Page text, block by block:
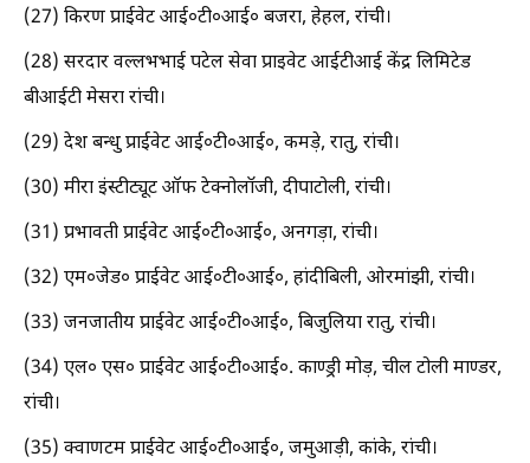
(27) किरण प्राईवेट आई०टी०आई० बजरा, हेहल, रांची।
(28) सरदार वल्लभभाई पटेल सेवा प्राइवेट आईटीआई केंद्र लिमिटेड
बीआईटी मेसरा रांची।
(29) देश बन्धु प्राईवेट आई०टी०आई०, कमड़े, रातु, रांची।
(30) मीरा इंस्टीट्यूट ऑफ टेक्नोलॉजी, दीपाटोली, रांची।
(31) प्रभावती प्राईवेट आई०टी०आई०, अनगड़ा, रांची।
(32) एम०जेड० प्राईवेट आई०टी०आई०, हांदीबिली, ओरमांझी, रांची।
(33) जनजातीय प्राईवेट आई०टी०आई०, बिजुलिया रातु, रांची।
(34) एल० एस० प्राईवेट आई०टी०आई०. काण्ड्री मोड़, चील टोली माण्डर,
रांची।
(35) क्वाणटम प्राईवेट आई०टी०आई०, जमुआड़ी, कांके, रांची।